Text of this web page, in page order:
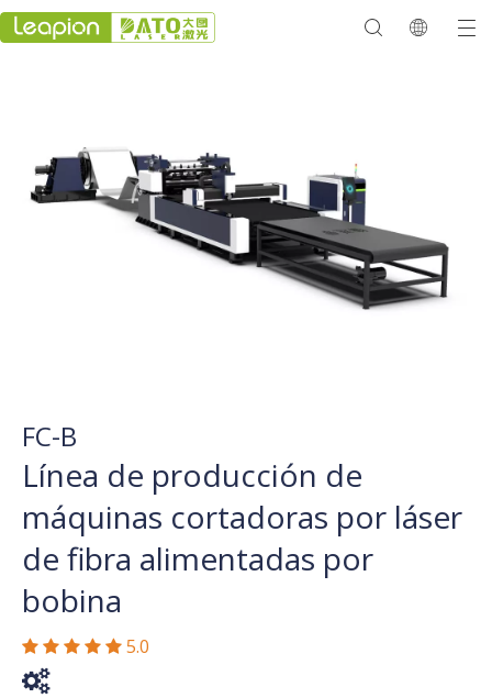
FC-B
Línea de producción de
máquinas cortadoras por láser
de fibra alimentadas por
bobina
     5.0
